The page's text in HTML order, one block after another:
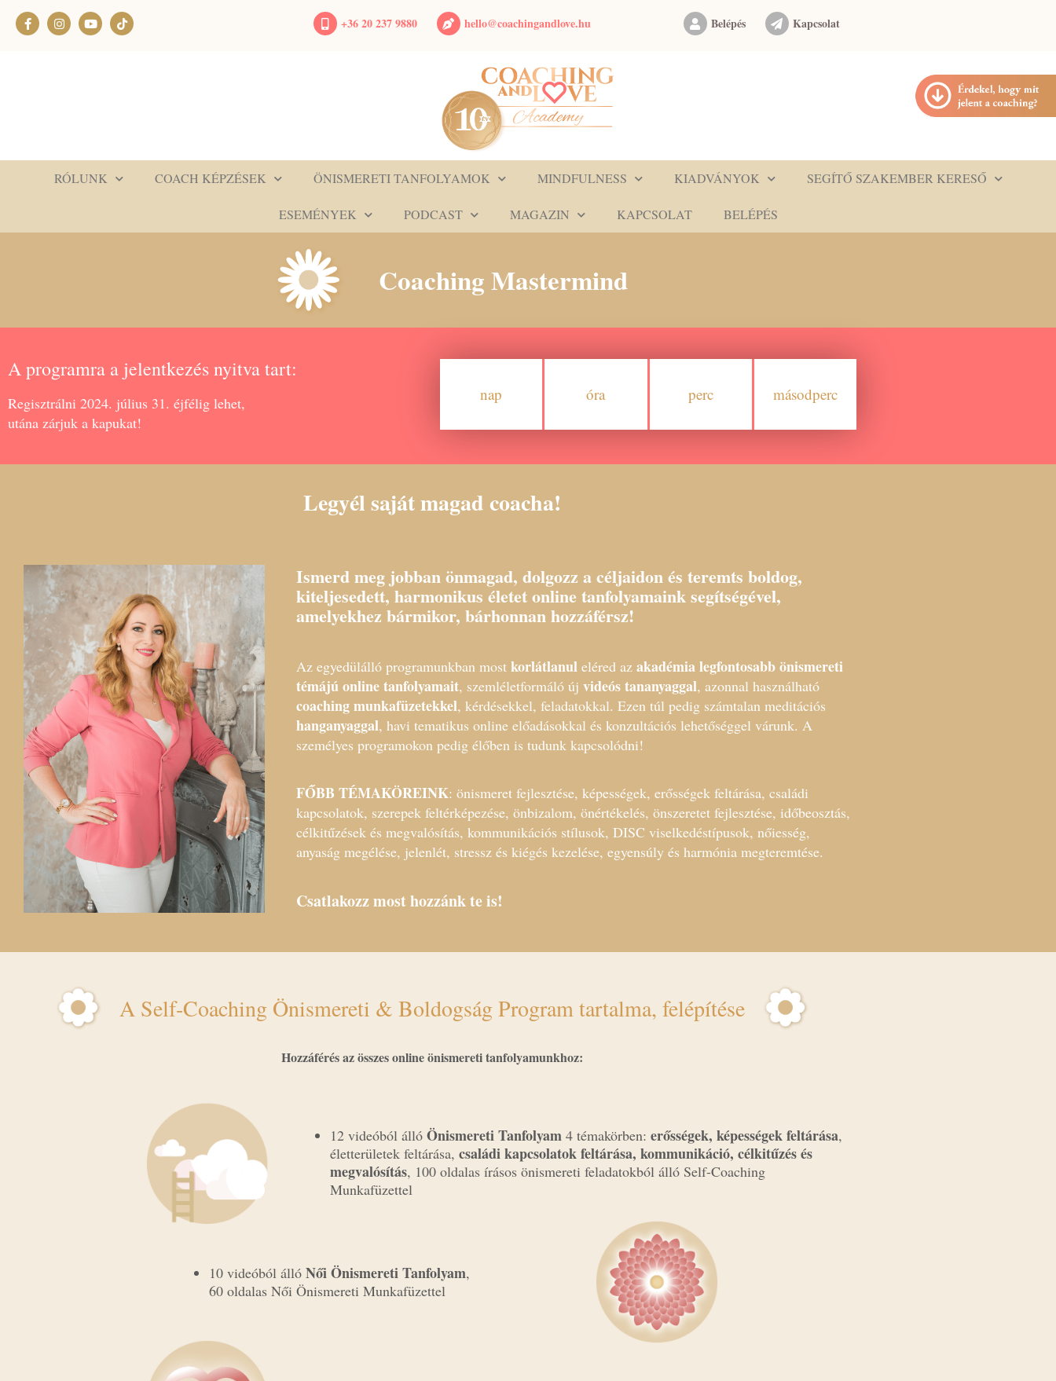
+36 20 237 9880 hello@coachingandlove.hu Belépés Kapcsolat
RÓLUNK COACH KÉPZÉSEK ÖNISMERETI TANFOLYAMOK MINDFULNESS KIADVÁNYOK SEGÍTŐ SZAKEMBER KERESŐ
ESEMÉNYEK PODCAST MAGAZIN KAPCSOLAT BELÉPÉS
Coaching Mastermind
A programra a jelentkezés nyitva tart:
Regisztrálni 2024. július 31. éjfélig lehet,
utána zárjuk a kapukat!
nap óra perc másodperc
Legyél saját magad coacha!
Ismerd meg jobban önmagad, dolgozz a céljaidon és teremts boldog,
kiteljesedett, harmonikus életet online tanfolyamaink segítségével,
amelyekhez bármikor, bárhonnan hozzáférsz!
Az egyedülálló programunkban most korlátlanul eléred az akadémia legfontosabb önismereti
témájú online tanfolyamait, szemléletformáló új videós tananyaggal, azonnal használható
coaching munkafüzetekkel, kérdésekkel, feladatokkal. Ezen túl pedig számtalan meditációs
hanganyaggal, havi tematikus online előadásokkal és konzultációs lehetőséggel várunk. A
személyes programokon pedig élőben is tudunk kapcsolódni!
FŐBB TÉMAKÖREINK: önismeret fejlesztése, képességek, erősségek feltárása, családi
kapcsolatok, szerepek feltérképezése, önbizalom, önértékelés, önszeretet fejlesztése, időbeosztás,
célkitűzések és megvalósítás, kommunikációs stílusok, DISC viselkedéstípusok, nőiesség,
anyaság megélése, jelenlét, stressz és kiégés kezelése, egyensúly és harmónia megteremtése.
Csatlakozz most hozzánk te is!
A Self-Coaching Önismereti & Boldogság Program tartalma, felépítése
Hozzáférés az összes online önismereti tanfolyamunkhoz:
12 videóból állóÖnismereti Tanfolyam4 témakörben: erősségek, képességek feltárása,
életterületek feltárása, családi kapcsolatok feltárása, kommunikáció, célkitűzésés
megvalósítás, 100 oldalas írásos önismereti feladatokból álló Self-Coaching
Munkafüzettel
10 videóból álló Női Önismereti Tanfolyam,
60 oldalas Női Önismereti Munkafüzettel